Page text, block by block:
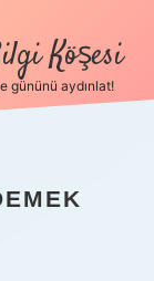
Köşesi
gününü aydınlat!